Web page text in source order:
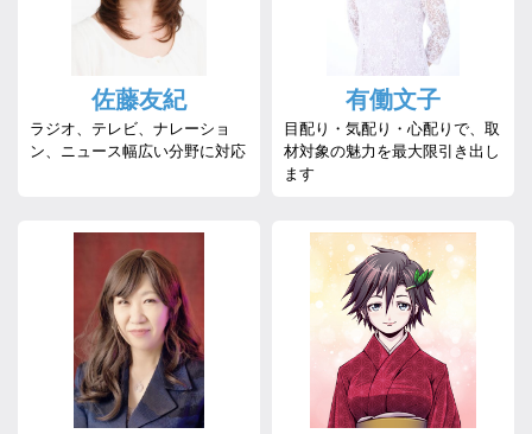
佐藤友紀
ラジオ、テレビ、ナレーショ
ン、ニュース幅広い分野に対応
有働文子
目配り・気配り・心配りで、取
材対象の魅力を最大限引き出し
ます